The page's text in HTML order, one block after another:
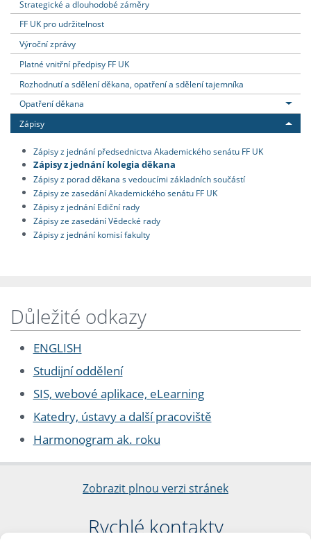
Strategické a dlouhodobé záměry
FF UK pro udržitelnost
Výroční zprávy
Platné vnitřní předpisy FF UK
Rozhodnutí a sdělení děkana, opatření a sdělení tajemníka
Opatření děkana
Zápisy
Zápisy z jednání předsednictva Akademického senátu FF UK
Zápisy z jednání kolegia děkana
Zápisy z porad děkana s vedoucími základních součástí
Zápisy ze zasedání Akademického senátu FF UK
Zápisy z jednání Ediční rady
Zápisy ze zasedání Vědecké rady
Zápisy z jednání komisí fakulty
Důležité odkazy
ENGLISH
Studijní oddělení
SIS, webové aplikace, eLearning
Katedry, ústavy a další pracoviště
Harmonogram ak. roku
Zobrazit plnou verzi stránek
Rychlé kontakty